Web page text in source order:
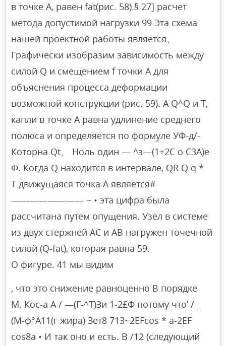
в точке A, равен fat(рис. 58).§ 27] расчет
метода допустимой нагрузки 99 Эта схема
нашей проектной работы является、
Графически изобразим зависимость между
силой Q и смещением f точки A для
объяснения процесса деформации
возможной конструкции (рис. 59). А Q^Q и Т,
капли в точке А равна удлинение среднего
полюса и определяется по формуле УФ-д/-
Которна Qt、 Ноль один — ^з—(1+2С о С3А)е
Ф. Когда Q находится в интервале, QR Q q *
T движущаяся точка A является#
———————— ~ • эта цифра была
рассчитана путем опущения. Узел в системе
из двух стержней AC и AB нагружен точечной
силой (Q-fat), которая равна 59.
О фигуре. 41 мы видим
, что это снижение равноценно В порядке
М. Кос-а А / —(Г-^Т)Зи 1-2£Ф потому что’ / _
(М-ф°А11(г жира) Зет8 713~2EFcos * a-2EF
cos8a • И так оно и есть. В /12 (следующий